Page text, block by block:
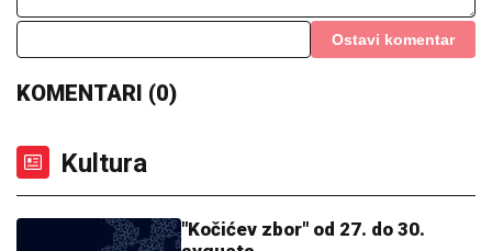
Ostavi komentar
KOMENTARI (0)
Kultura
"Kočićev zbor" od 27. do 30.